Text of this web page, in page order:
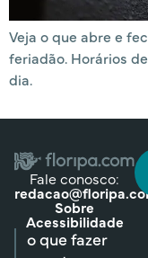
Veja o que abre e
feriadão. Horários
dia.
Fale conosco:
Sobre
Acessibilidade
o que fazer